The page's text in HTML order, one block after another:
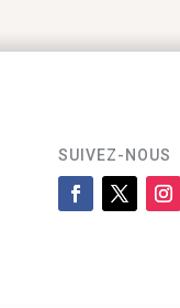
SUIVEZ-NOUS